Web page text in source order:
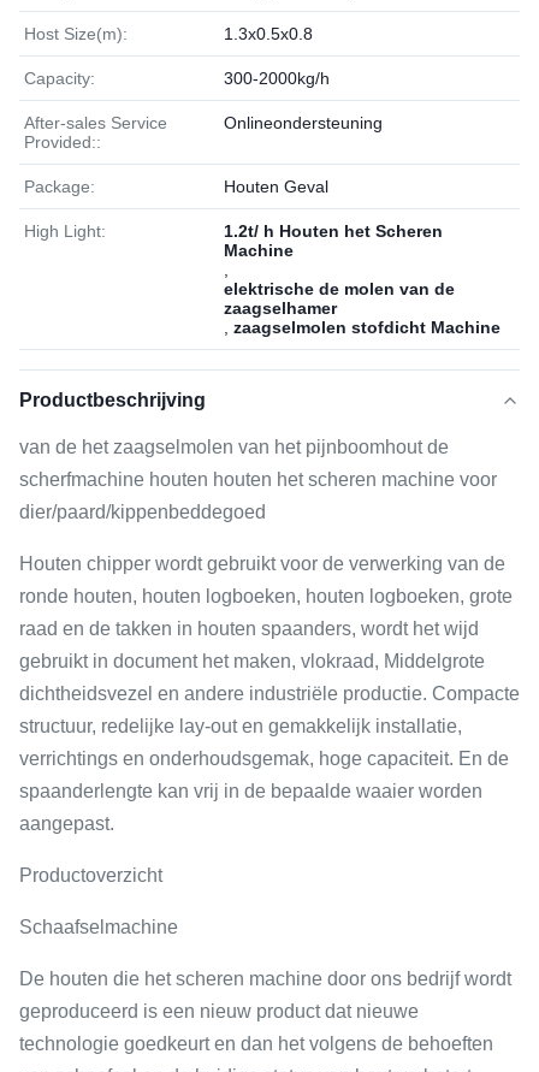
Host Size(m): 1.3x0.5x0.8
Capacity: 300-2000kg/h
After-sales Service
Provided::
Onlineondersteuning
Package: Houten Geval
High Light:
1.2t/ h Houten het Scheren
Machine
elektrische de molen van de
zaagselhamer
zaagselmolen stofdicht Machine
Productbeschrijving
van de het zaagselmolen van het pijnboomhout de
scherfmachine houten houten het scheren machine voor
dier/paard/kippenbeddegoed
Houten chipper wordt gebruikt voor de verwerking van de
ronde houten, houten logboeken, houten logboeken, grote
raad en de takken in houten spaanders, wordt het wijd
gebruikt in document het maken, vlokraad, Middelgrote
dichtheidsvezel en andere industriële productie. Compacte
structuur, redelijke lay-out en gemakkelijk installatie,
verrichtings en onderhoudsgemak, hoge capaciteit. En de
spaanderlengte kan vrij in de bepaalde waaier worden
aangepast.
Productoverzicht
Schaafselmachine
De houten die het scheren machine door ons bedrijf wordt
geproduceerd is een nieuw product dat nieuwe
technologie goedkeurt en dan het volgens de behoeften